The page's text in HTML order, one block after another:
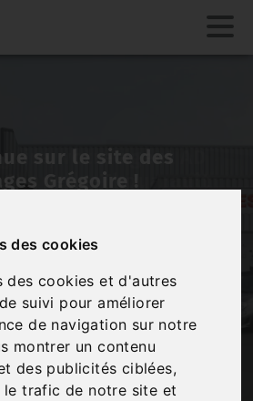
des cookies
des cookies et d'autres
suivi pour améliorer
de navigation sur notre
montrer un contenu
des publicités ciblées,
le trafic de notre site et
votre agent AD
Chapelle-Thouarault
le lundi de 14h à 18h et du
vente ou d'entretien ? Contactez-
nous !
J'écris au garage